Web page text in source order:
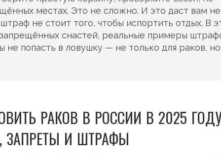
местах. Это не сложно. И это даст вам не
не стоит того, чтобы испортить отдых. В
снастей, реальные примеры
не попасть в ловушку — не только для раков,
РАКОВ В РОССИИ В 2025
ЗАПРЕТЫ И ШТРАФЫ